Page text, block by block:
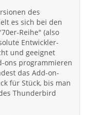
des
es sich bei den
Reihe" (also
Entwickler-
und geeignet
ons programmieren
das Add-on-
für Stück, bis man
Thunderbird